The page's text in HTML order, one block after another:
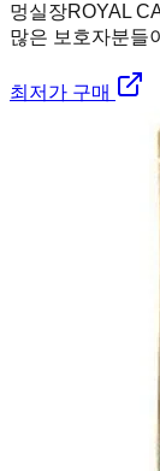
멍실장ROYAL
많은 보호자분들
최저가 구매